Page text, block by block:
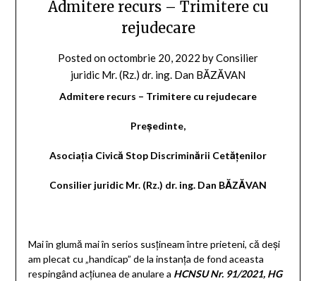
Admitere recurs – Trimitere cu
rejudecare
Posted onoctombrie 20, 2022 byConsilier
juridic Mr. (Rz.) dr. ing. Dan BĂZĂVAN
Admitere recurs – Trimitere cu rejudecare
Președinte,
Asociația Civică Stop Discriminării Cetățenilor
Consilier juridic Mr. (Rz.) dr. ing. Dan BĂZĂVAN
Mai în glumă mai în serios susțineam între prieteni, că deși
am plecat cu „handicap” de la instanța de fond aceasta
respingând acțiunea de anulare a HCNSU Nr. 91/2021, HG